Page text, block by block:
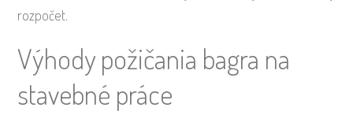
rozpočet.
Výhody požičania bagra na
stavebné práce